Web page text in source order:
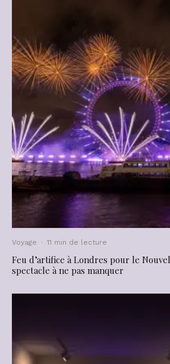
Voyage · 11 min de lecture
Feu d’artifice à Londres pour le
spectacle à ne pas manquer